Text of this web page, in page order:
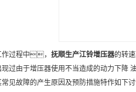
作过程中， 抚顺生产江铃增压器的转
现过由于增压器使用不当造成的动力下
常见故障的产生原因及预防措施特作如